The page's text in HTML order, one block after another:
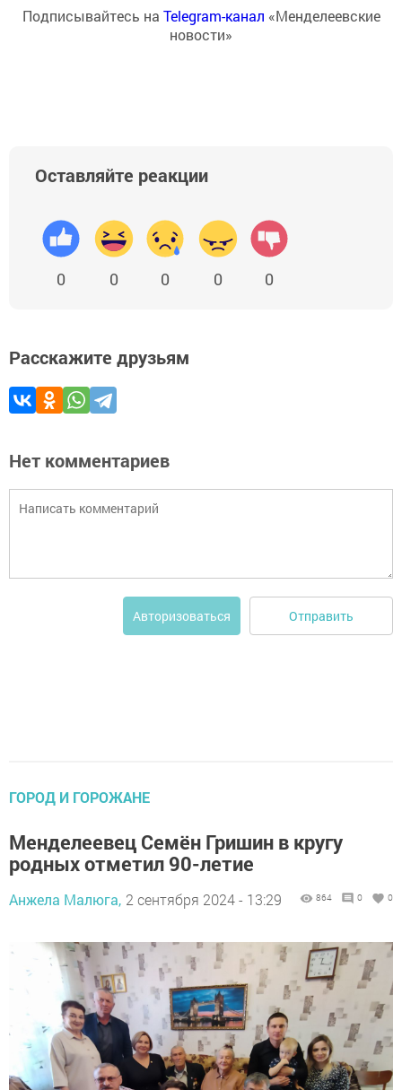
Подписывайтесь на Telegram-канал «Менделеевские
новости»
Оставляйте реакции
0 0 0 0 0
Расскажите друзьям
Нет комментариев
Авторизоваться Отправить
ГОРОД И ГОРОЖАНЕ
Менделеевец Семён Гришин в кругу
родных отметил 90-летие
Анжела Малюга, 2 сентября 2024 - 13:29 864 0 0